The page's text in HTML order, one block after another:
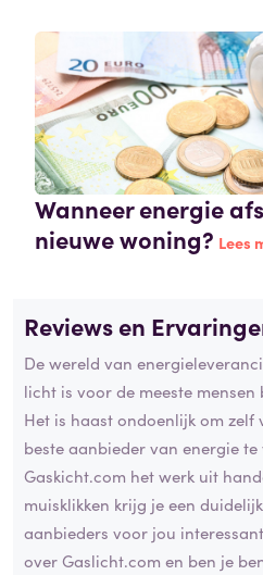
Wanneer energie
nieuwe woning? Lees
Reviews en
De wereld van
licht is voor de meeste
Het is haast ondoenlijk om
beste aanbieder van energie
Gaskicht.com het werk uit
muisklikken krijg je een
aanbieders voor jou
over Gaslicht.com en ben je